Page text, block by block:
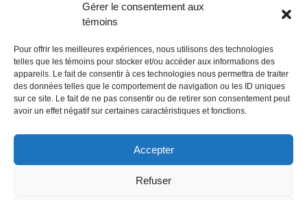
Gérer le consentement aux
témoins
Pour offrir les meilleures expériences, nous utilisons des technologies
telles que les témoins pour stocker et/ou accéder aux informations des
appareils. Le fait de consentir à ces technologies nous permettra de traiter
des données telles que le comportement de navigation ou les ID uniques
sur ce site. Le fait de ne pas consentir ou de retirer son consentement peut
avoir un effet négatif sur certaines caractéristiques et fonctions.
Accepter
Refuser
POLITIQUE CONFIDENTIALITÉES
Politique de témoins (CA)